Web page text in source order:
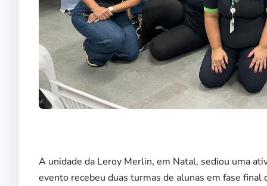
A unidade da Leroy Merlin, em Natal, sediou uma
evento recebeu duas turmas de alunas em fase